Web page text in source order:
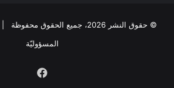
© حقوق النشر 2026، جميع الحقوق محفوظة |
المسؤوليّة
فيسبوك